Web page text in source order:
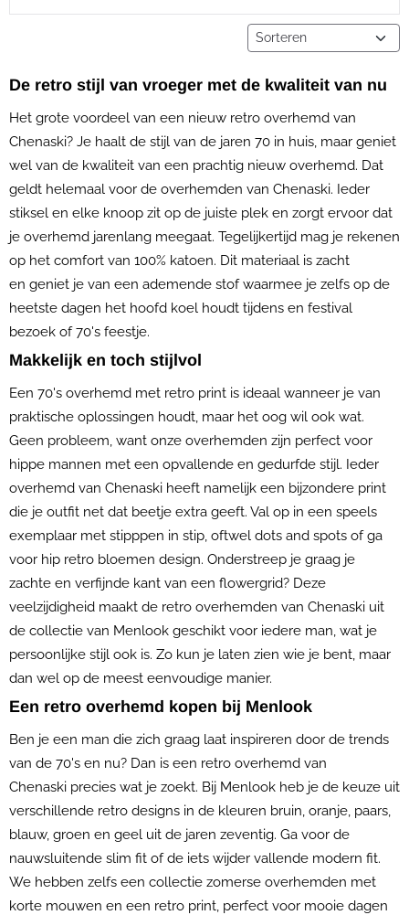
Sorteermethode
De retro stijl van vroeger met de kwaliteit van nu
Het grote voordeel van een nieuw retro overhemd van
Chenaski? Je haalt de stijl van de jaren 70 in huis, maar geniet
wel van de kwaliteit van een prachtig nieuw overhemd. Dat
geldt helemaal voor de overhemden van Chenaski. Ieder
stiksel en elke knoop zit op de juiste plek en zorgt ervoor dat
je overhemd jarenlang meegaat. Tegelijkertijd mag je rekenen
op het comfort van 100% katoen. Dit materiaal is zacht
en geniet je van een ademende stof waarmee je zelfs op de
heetste dagen het hoofd koel houdt tijdens en festival
bezoek of 70's feestje.
Makkelijk en toch stijlvol
Een 70's overhemd met retro print is ideaal wanneer je van
praktische oplossingen houdt, maar het oog wil ook wat.
Geen probleem, want onze overhemden zijn perfect voor
hippe mannen met een opvallende en gedurfde stijl. Ieder
overhemd van Chenaski heeft namelijk een bijzondere print
die je outfit net dat beetje extra geeft. Val op in een speels
exemplaar met stipppen in stip, oftwel dots and spots of ga
voor hip retro bloemen design. Onderstreep je graag je
zachte en verfijnde kant van een flowergrid? Deze
veelzijdigheid maakt de retro overhemden van Chenaski uit
de collectie van Menlook geschikt voor iedere man, wat je
persoonlijke stijl ook is. Zo kun je laten zien wie je bent, maar
dan wel op de meest eenvoudige manier.
Een retro overhemd kopen bij Menlook
Ben je een man die zich graag laat inspireren door de trends
van de 70's en nu? Dan is een retro overhemd van
Chenaski precies wat je zoekt. Bij Menlook heb je de keuze uit
verschillende retro designs in de kleuren bruin, oranje, paars,
blauw, groen en geel uit de jaren zeventig. Ga voor de
nauwsluitende slim fit of de iets wijder vallende modern fit.
We hebben zelfs een collectie zomerse overhemden met
korte mouwen en een retro print, perfect voor mooie dagen